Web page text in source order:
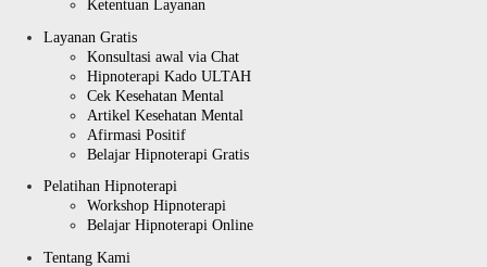
Ketentuan Layanan
Layanan Gratis
Konsultasi awal via Chat
Hipnoterapi Kado ULTAH
Cek Kesehatan Mental
Artikel Kesehatan Mental
Afirmasi Positif
Belajar Hipnoterapi Gratis
Pelatihan Hipnoterapi
Workshop Hipnoterapi
Belajar Hipnoterapi Online
Tentang Kami